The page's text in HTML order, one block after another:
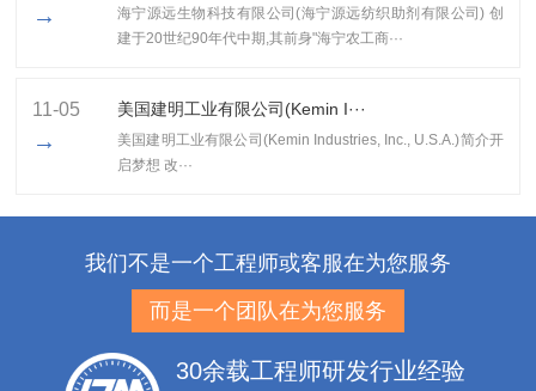
→
海宁源远生物科技有限公司(海宁源远纺织助剂有限公司) 创
建于20世纪90年代中期,其前身"海宁农工商···
11-05
→
美国建明工业有限公司(Kemin I···
美国建明工业有限公司(Kemin Industries, Inc., U.S.A.)简介开
启梦想 改···
我们不是一个工程师或客服在为您服务
而是一个团队在为您服务
30余载工程师研发行业经验